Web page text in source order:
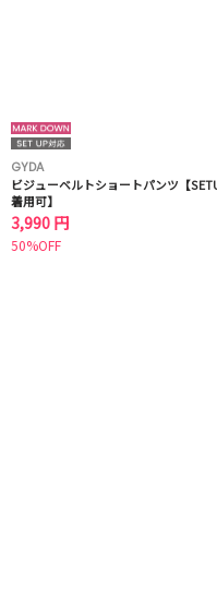
GYDA
ビジューベルトショートパンツ【
着用可】
3,990 円
50%OFF